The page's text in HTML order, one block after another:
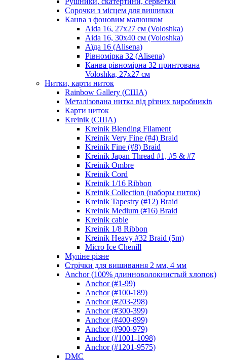
Сорочки з місцем для вишивки
Канва з фоновим малюнком
Aida 16, 27х27 см (Voloshka)
Aida 16, 30х40 см (Voloshka)
Аїда 16 (Alisena)
Рівномірка 32 (Alisena)
Канва рівномірна 32 принтована
Voloshka, 27х27 см
Нитки, карти ниток
Rainbow Gallery (США)
Металізована нитка від різних виробників
Карти ниток
Kreinik (США)
Kreinik Blending Filament
Kreinik Very Fine (#4) Braid
Kreinik Fine (#8) Braid
Kreinik Japan Thread #1, #5 & #7
Kreinik Ombre
Kreinik Cord
Kreinik 1/16 Ribbon
Kreinik Collection (наборы ниток)
Kreinik Tapestry (#12) Braid
Kreinik Medium (#16) Braid
Kreinik cable
Kreinik 1/8 Ribbon
Kreinik Heavy #32 Braid (5m)
Micro Ice Chenill
Муліне різне
Стрічки для вишивання 2 мм, 4 мм
Anchor (100% длинноволокнистый хлопок)
Anchor (#1-99)
Anchor (#100-189)
Anchor (#203-298)
Anchor (#300-399)
Anchor (#400-899)
Anchor (#900-979)
Anchor (#1001-1098)
Anchor (#1201-9575)
DMC